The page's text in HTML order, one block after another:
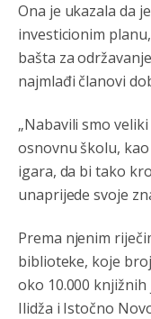
Ona je ukazala da
investicionim
bašta za
najmlađi članovi
„Nabavili smo
osnovnu školu,
igara, da bi tako
unaprijede svoje
Prema njenim
biblioteke, koje
oko 10.000
Ilidža i Istočno
Lakše je tući
kriminalom.
Анонимно2797823
zdravlje.Niti
CUJTE,SRBI!
Анонимно2762881
bahatlook
Анонимно2798636